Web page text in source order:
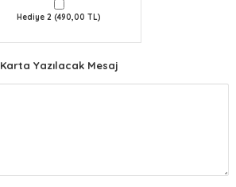
Hediye 2 (490,00 TL)
Karta Yazılacak Mesaj